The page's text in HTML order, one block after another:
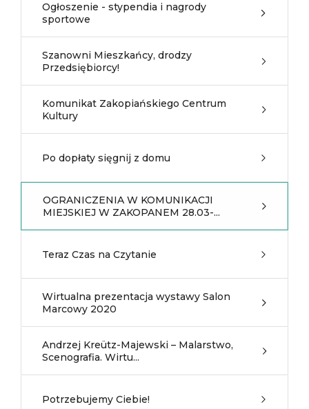
Ogłoszenie - stypendia i nagrody
sportowe
Szanowni Mieszkańcy, drodzy
Przedsiębiorcy!
Komunikat Zakopiańskiego Centrum
Kultury
Po dopłaty sięgnij z domu
OGRANICZENIA W KOMUNIKACJI
MIEJSKIEJ W ZAKOPANEM 28.03-...
Teraz Czas na Czytanie
Wirtualna prezentacja wystawy Salon
Marcowy 2020
Andrzej Kreütz-Majewski – Malarstwo,
Scenografia. Wirtu...
Potrzebujemy Ciebie!